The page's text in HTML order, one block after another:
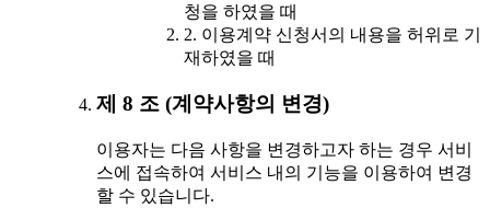
청을 하였을 때
2. 이용계약 신청서의 내용을 허위로 기
재하였을 때
제 8 조 (계약사항의 변경)
이용자는 다음 사항을 변경하고자 하는 경우 서비
스에 접속하여 서비스 내의 기능을 이용하여 변경
할 수 있습니다.